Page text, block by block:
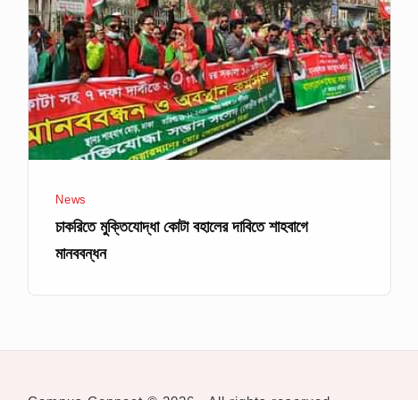
বহালের
দাবিতে
শাহবাগে
মানববন্ধন
News
চাকরিতে মুক্তিযোদ্ধা কোটা বহালের দাবিতে শাহবাগে
মানববন্ধন